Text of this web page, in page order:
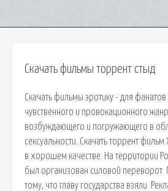
Скачать фильмы торрент стыд
Скачать фильмы эротику - для фанатов
чувственного и провокационного
возбуждающего и погружающего в
сексуальности. Скачать торрент
в хорошем качестве. На территории
был организован силовой переворот.
тому, что главу государства взяли.